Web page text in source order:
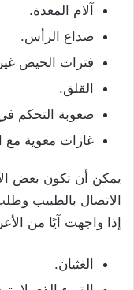
آلام المعدة.
صداع الرأس.
فترات الحيض
القلق.
صعوبة التحكم
غازات معوية مع
يمكن أن تكون بعض
الاتصال بالطبيب
إذا واجهت آيًا من
الغثيان.